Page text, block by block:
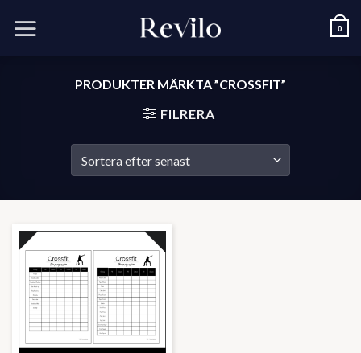
0
PRODUKTER MÄRKTA ”CROSSFIT”
FILRERA